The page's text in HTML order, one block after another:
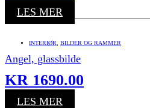
LES MER
INTERIØR BILDER OG RAMMER
Angel, glassbilde
KR 1690.00
LES MER